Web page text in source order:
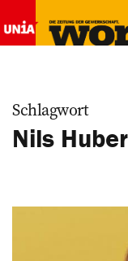
Schlagwort
Nils Huber